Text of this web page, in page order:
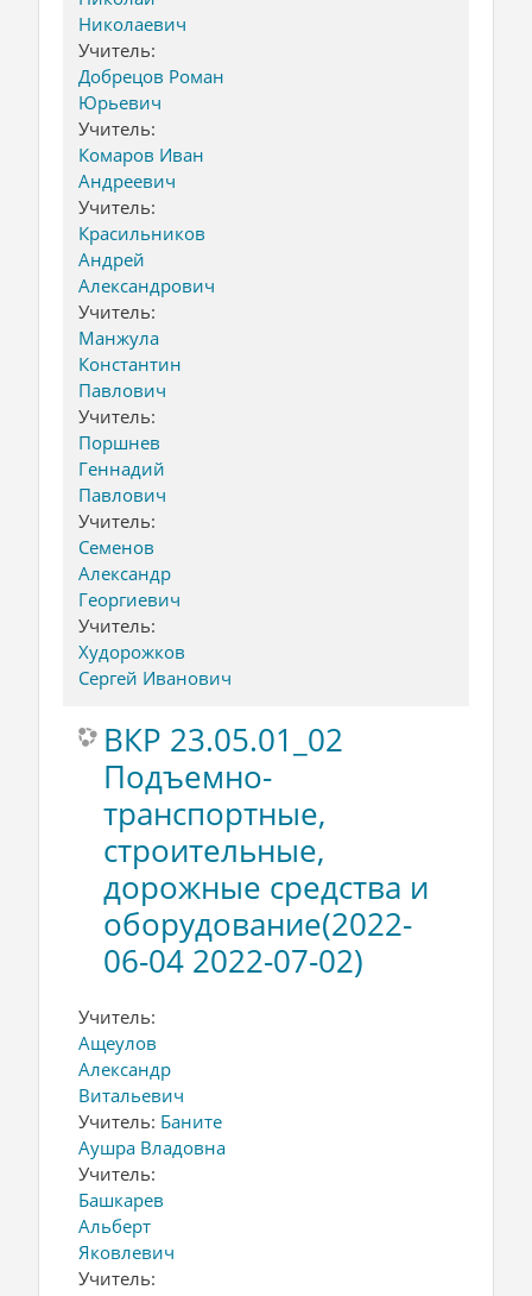
Николаевич
Учитель:
Добрецов Роман
Юрьевич
Учитель:
Комаров Иван
Андреевич
Учитель:
Красильников
Андрей
Александрович
Учитель:
Манжула
Константин
Павлович
Учитель:
Поршнев
Геннадий
Павлович
Учитель:
Семенов
Александр
Георгиевич
Учитель:
Худорожков
Сергей Иванович
ВКР 23.05.01_02
Подъемно-
транспортные,
строительные,
дорожные средства и
оборудование(2022-
06-04 2022-07-02)
Учитель:
Ащеулов
Александр
Витальевич
Учитель: Баните
Аушра Владовна
Учитель:
Башкарев
Альберт
Яковлевич
Учитель: